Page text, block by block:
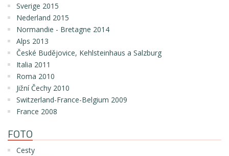
Sverige 2015
Nederland 2015
Normandie - Bretagne 2014
Alps 2013
České Budějovice, Kehlsteinhaus a Salzburg
Italia 2011
Roma 2010
Jižní Čechy 2010
Switzerland-France-Belgium 2009
France 2008
FOTO
Cesty